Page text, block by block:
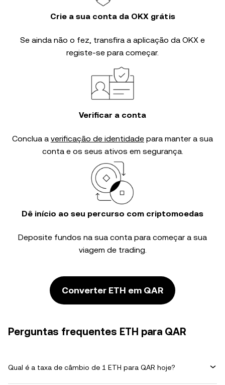
Crie a sua conta da OKX grátis
Se ainda não o fez, transfira a aplicação da OKX e
registe-se para começar.
Verificar a conta
Conclua a verificação de identidade para manter a sua
conta e os seus ativos em segurança.
Dê início ao seu percurso com criptomoedas
Deposite fundos na sua conta para começar a sua
viagem de trading.
Converter ETH em QAR
Perguntas frequentes ETH para QAR
Qual é a taxa de câmbio de 1 ETH para QAR hoje?